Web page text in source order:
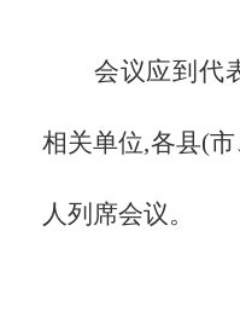
会议应到代
相关单位,各县(
人列席会议。